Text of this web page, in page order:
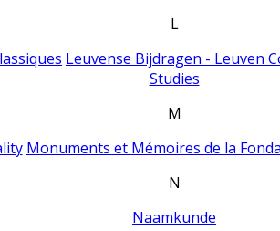
L
Leuvense Bijdragen - Leuven
Studies
M
Monuments et Mémoires de la
N
Naamkunde